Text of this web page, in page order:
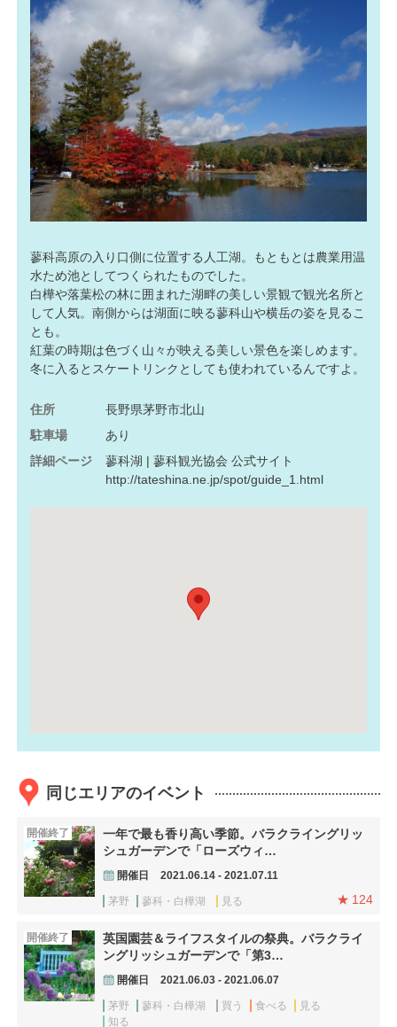
蓼科高原の入り口側に位置する人工湖。もともとは農業用温
水ため池としてつくられたものでした。
白樺や落葉松の林に囲まれた湖畔の美しい景観で観光名所と
して人気。南側からは湖面に映る蓼科山や横岳の姿を見るこ
とも。
紅葉の時期は色づく山々が映える美しい景色を楽しめます。
冬に入るとスケートリンクとしても使われているんですよ。
住所
長野県茅野市北山
駐車場
あり
詳細ページ
蓼科湖 | 蓼科観光協会 公式サイト
http://tateshina.ne.jp/spot/guide_1.html
同じエリアのイベント
開催終了
一年で最も香り高い季節。バラクライングリッ
シュガーデンで「ローズウィ…
開催日 2021.06.14 - 2021.07.11
茅野 蓼科・白樺湖 見る 124
開催終了
英国園芸＆ライフスタイルの祭典。バラクライ
ングリッシュガーデンで「第3…
開催日 2021.06.03 - 2021.06.07
茅野 蓼科・白樺湖 買う 食べる
見る
知る